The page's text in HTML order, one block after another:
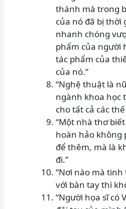
thánh mà trong
của nó đã bị thời
nhanh chóng
phẩm của người
tác phẩm của
của nó.”
“Nghệ thuật là
ngành khoa học
cho tất cả các
“Một nhà thơ
hoàn hảo không
để thêm, mà là
đi.”
“Nơi nào mà
với bàn tay thì
“Người họa sĩ có